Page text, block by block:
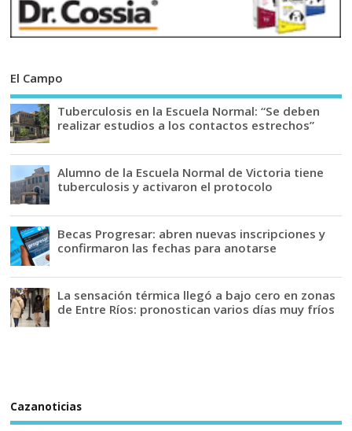
El Campo
Tuberculosis en la Escuela Normal: “Se deben
realizar estudios a los contactos estrechos”
Alumno de la Escuela Normal de Victoria tiene
tuberculosis y activaron el protocolo
Becas Progresar: abren nuevas inscripciones y
confirmaron las fechas para anotarse
La sensación térmica llegó a bajo cero en zonas
de Entre Ríos: pronostican varios días muy fríos
Cazanoticias